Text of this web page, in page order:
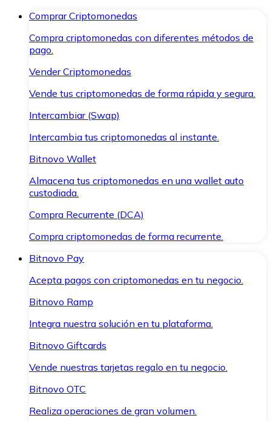
Comprar Criptomonedas
Compra criptomonedas con diferentes métodos de
pago.
Vender Criptomonedas
Vende tus criptomonedas de forma rápida y segura.
Intercambiar (Swap)
Intercambia tus criptomonedas al instante.
Bitnovo Wallet
Almacena tus criptomonedas en una wallet auto
custodiada.
Compra Recurrente (DCA)
Compra criptomonedas de forma recurrente.
Bitnovo Pay
Acepta pagos con criptomonedas en tu negocio.
Bitnovo Ramp
Integra nuestra solución en tu plataforma.
Bitnovo Giftcards
Vende nuestras tarjetas regalo en tu negocio.
Bitnovo OTC
Realiza operaciones de gran volumen.